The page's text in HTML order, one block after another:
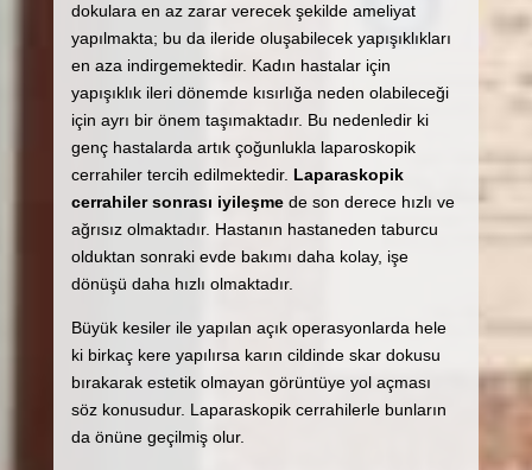
dokulara en az zarar verecek şekilde ameliyat
yapılmakta; bu da ileride oluşabilecek yapışıklıkları
en aza indirgemektedir. Kadın hastalar için
yapışıklık ileri dönemde kısırlığa neden olabileceği
için ayrı bir önem taşımaktadır. Bu nedenledir ki
genç hastalarda artık çoğunlukla laparoskopik
cerrahiler tercih edilmektedir. Laparaskopik
cerrahiler sonrası iyileşmede son derece hızlı ve
ağrısız olmaktadır. Hastanın hastaneden taburcu
olduktan sonraki evde bakımı daha kolay, işe
dönüşü daha hızlı olmaktadır.
Büyük kesiler ile yapılan açık operasyonlarda hele
ki birkaç kere yapılırsa karın cildinde skar dokusu
bırakarak estetik olmayan görüntüye yol açması
söz konusudur. Laparaskopik cerrahilerle bunların
da önüne geçilmiş olur.